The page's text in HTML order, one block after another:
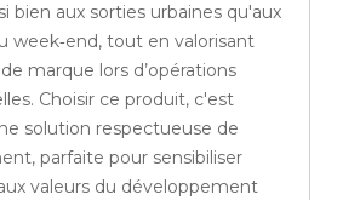
bien aux sorties urbaines qu'aux
week‑end, tout en valorisant
marque lors d’opérations
Choisir ce produit, c'est
solution respectueuse de
parfaite pour sensibiliser
valeurs du développement